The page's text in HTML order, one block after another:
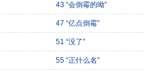
43 “会倒霉的呦”
47 “亿点倒霉”
51 “没了”
55 “正什么名”